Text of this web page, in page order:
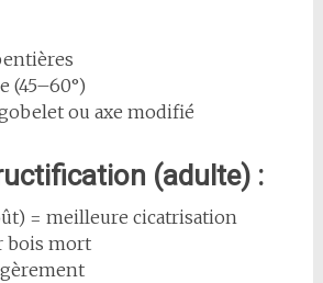
(45–60°)
ou axe modifié
(adulte) :
= meilleure cicatrisation
bois mort